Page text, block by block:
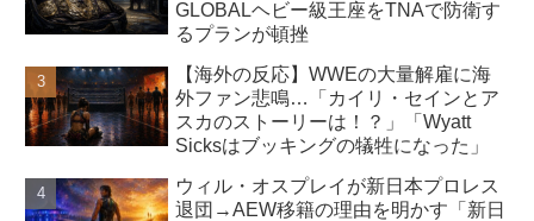
GLOBALヘビー級王座をTNAで防衛す
るプランが頓挫
【海外の反応】WWEの大量解雇に海
外ファン悲鳴…「カイリ・セインとア
スカのストーリーは！？」「Wyatt
Sicksはブッキングの犠牲になった」
ウィル・オスプレイが新日本プロレス
退団→AEW移籍の理由を明かす「新日